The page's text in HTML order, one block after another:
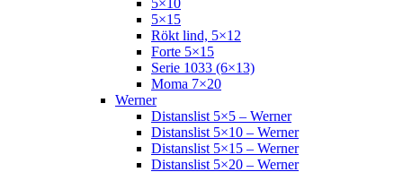
5×10
5×15
Rökt lind, 5×12
Forte 5×15
Serie 1033 (6×13)
Moma 7×20
Werner
Distanslist 5×5 – Werner
Distanslist 5×10 – Werner
Distanslist 5×15 – Werner
Distanslist 5×20 – Werner